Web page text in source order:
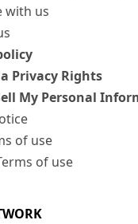
with us
Privacy Rights
My Personal
of use
of use